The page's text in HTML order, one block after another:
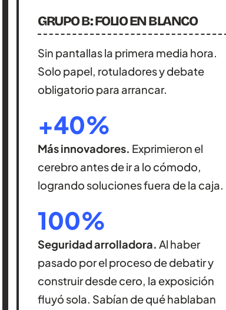
GRUPO B: FOLIO EN BLANCO
Sin pantallas la primera media hora.
Solo papel, rotuladores y debate
obligatorio para arrancar.
+40%
Más innovadores. Exprimieron el
cerebro antes de ir a lo cómodo,
logrando soluciones fuera de la caja.
100%
Seguridad arrolladora. Al haber
pasado por el proceso de debatir y
construir desde cero, la exposición
fluyó sola. Sabían de qué hablaban